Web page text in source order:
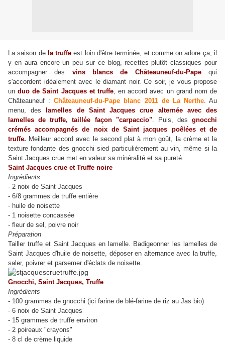
La saison de la truffe est loin d'être terminée, et comme on adore ça, il
y en aura encore un peu sur ce blog, recettes plutôt classiques pour
accompagner des vins blancs de Châteauneuf-du-Papequi
s'accordent idéalement avec le diamant noir. Ce soir, je vous propose
unduo de Saint Jacques et truffe, en accord avec un grand nom de
Châteauneuf :Châteauneuf-du-Pape blanc 2011 de La Nerthe. Au
menu, des
lamelles de Saint Jacques crue alternée avec des
lamelles de truffe, taillée façon "carpaccio". Puis, des gnocchi
crémés accompagnés de noix de Saint jacques poêlées et de
truffe. Meilleur accord avec le second plat à mon goût, la crème et la
texture fondante des gnocchi sied particulièrement au vin, même si la
Saint Jacques crue met en valeur sa minéralité et sa pureté.
Saint Jacques crue et Truffe noire
Ingrédients
- 2 noix de Saint Jacques
- 6/8 grammes de truffe entière
- huile de noisette
- 1 noisette concassée
- fleur de sel, poivre noir
Préparation
Tailler truffe et Saint Jacques en lamelle. Badigeonner les lamelles de
Saint Jacques d'huile de noisette, déposer en alternance avec la truffe,
saler, poivrer et parsemer d'éclats de noisette.
Gnocchi, Saint Jacques, Truffe
Ingrédients
- 100 grammes de gnocchi (ici farine de blé-farine de riz au Jas bio)
- 6 noix de Saint Jacques
- 15 grammes de truffe environ
- 2 poireaux "crayons"
- 8 cl de crème liquide